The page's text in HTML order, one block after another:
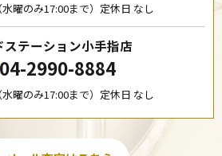
曜のみ17:00まで）定休日 なし
ステーション小手指店
04-2990-8884
曜のみ17:00まで）定休日 なし